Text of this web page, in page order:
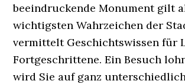
beeindruckende Monument gilt
wichtigsten Wahrzeichen der
vermittelt Geschichtswissen für
Fortgeschrittene. Ein Besuch
wird Sie auf ganz